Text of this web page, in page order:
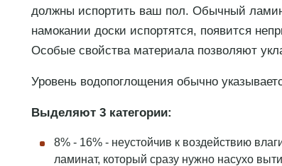
должны испортить ваш пол. Обычный
намокании доски испортятся, появится
Особые свойства материала позволяют
Уровень водопоглощения обычно
Выделяют 3 категории:
8% - 16% - неустойчив к воздействию
ламинат, который сразу нужно насухо